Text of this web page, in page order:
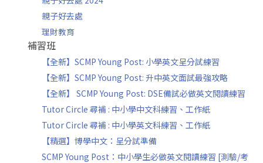
親子好去處
理財教育
補習班
【全新】SCMP Young Post: 小學英文呈分試練習
【全新】SCMP Young Post: 升中英文面試最強攻略
【全新】 SCMP Young Post: DSE備試必做英文閱讀練習
Tutor Circle 尋補 : 中小學中文科練習、工作紙
Tutor Circle 尋補 : 中小學英文科練習、工作紙
【精選】博學中文：呈分試準備
SCMP Young Post：中小學生必做英文閱讀練習 [測驗/考